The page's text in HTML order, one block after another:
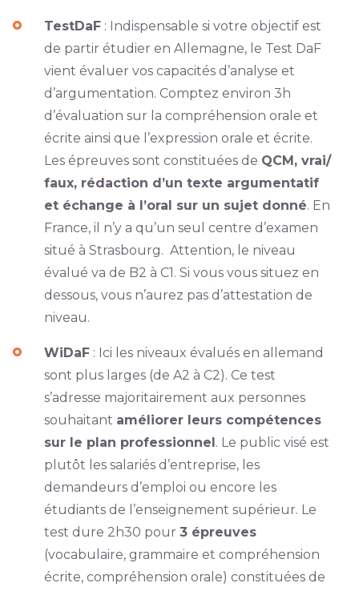
TestDaF: Indispensable si votre objectif est
de partir étudier en Allemagne, le Test DaF
vient évaluer vos capacités d’analyse et
d’argumentation. Comptez environ 3h
d’évaluation sur la compréhension orale et
écrite ainsi que l’expression orale et écrite.
Les épreuves sont constituées de QCM, vrai/
faux, rédaction d’un texte argumentatif
et échange à l’oral sur un sujet donné. En
France, il n’y a qu’un seul centre d’examen
situé à Strasbourg. Attention, le niveau
évalué va de B2 à C1. Si vous vous situez en
dessous, vous n’aurez pas d’attestation de
niveau.
WiDaF: Ici les niveaux évalués en allemand
sont plus larges (de A2 à C2). Ce test
s’adresse majoritairement aux personnes
souhaitant améliorer leurs compétences
sur le plan professionnel. Le public visé est
plutôt les salariés d’entreprise, les
demandeurs d’emploi ou encore les
étudiants de l’enseignement supérieur. Le
test dure 2h30 pour 3 épreuves
(vocabulaire, grammaire et compréhension
écrite, compréhension orale) constituées de